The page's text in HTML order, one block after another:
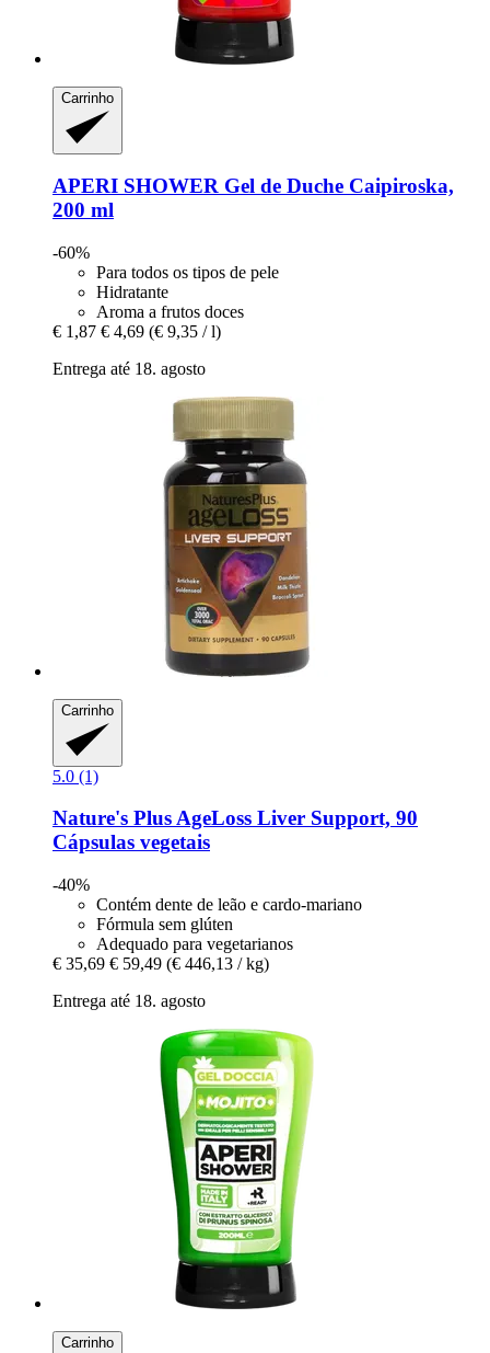
Carrinho
APERI SHOWER Gel de Duche Caipiroska,
200 ml
-60%
Para todos os tipos de pele
Hidratante
Aroma a frutos doces
€ 1,87 € 4,69 (€ 9,35 / l)
Entrega até 18. agosto
Carrinho
5.0 (1)
Nature's PlusAgeLoss Liver Support, 90
Cápsulas vegetais
-40%
Contém dente de leão e cardo-mariano
Fórmula sem glúten
Adequado para vegetarianos
€ 35,69 € 59,49 (€ 446,13 / kg)
Entrega até 18. agosto
Carrinho